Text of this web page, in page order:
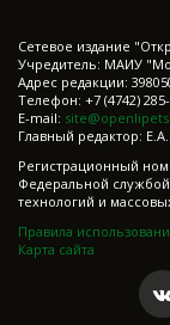
Cетевое издание
Учредитель: МАИУ
Адрес редакции:
Телефон: +7 (4742)
E-mail:
Главный редактор:
Регистрационный
Федеральной
технологий и
Правила
Карта сайта